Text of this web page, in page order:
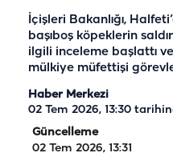
İçişleri Bakanlığı,
başıboş köpeklerin
ilgili inceleme başlattı
mülkiye müfettişi
Haber Merkezi
02 Tem 2026, 13:30
Güncelleme
02 Tem 2026, 13:31